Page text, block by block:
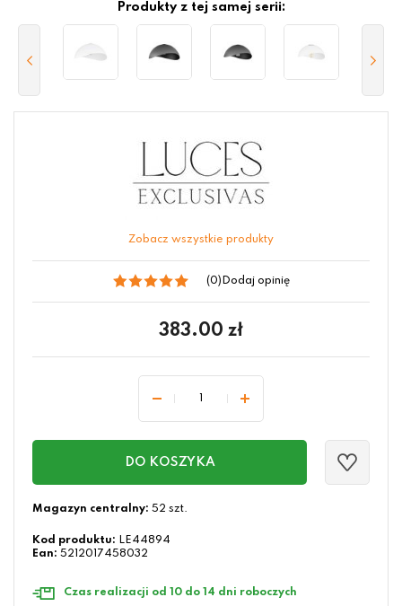
Produkty z tej samej serii:
Zobacz wszystkie produkty
(0) Dodaj opinię
383.00 zł
DO KOSZYKA
Magazyn centralny: 52 szt.
Kod produktu: LE44894
Ean: 5212017458032
Czas realizacji od 10 do 14 dni roboczych